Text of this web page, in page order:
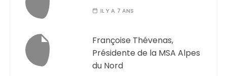
IL Y A 7 ANS
Françoise Thévenas,
Présidente de la MSA Alpes
du Nord